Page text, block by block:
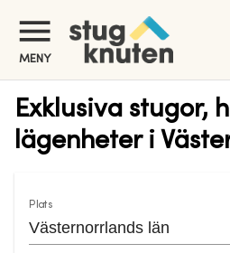
MENY
Exklusiva stugor,
lägenheter i
Plats